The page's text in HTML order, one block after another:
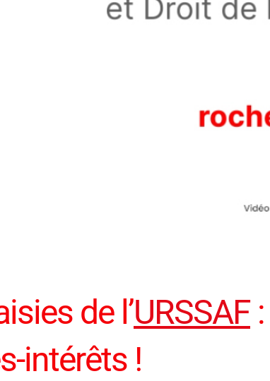
de l’URSSAF:
intérêts !